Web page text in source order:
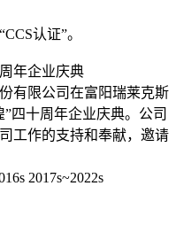
认证”。
年企业庆典
有限公司在富阳瑞莱克斯
四十周年企业庆典。公司
工作的支持和奉献，邀请
2017s~2022s